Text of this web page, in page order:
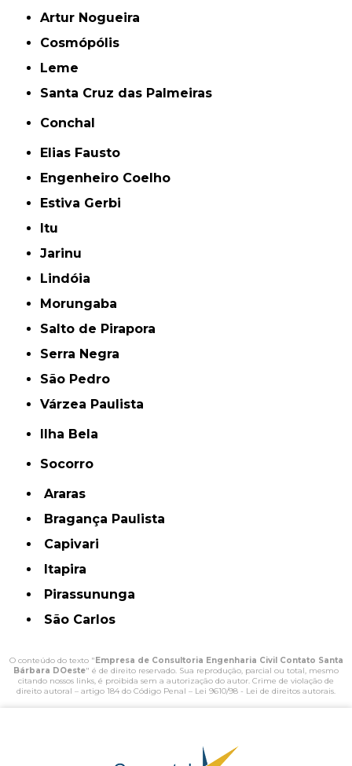
Artur Nogueira
Cosmópólis
Leme
Santa Cruz das Palmeiras
Conchal
Elias Fausto
Engenheiro Coelho
Estiva Gerbi
Itu
Jarinu
Lindóia
Morungaba
Salto de Pirapora
Serra Negra
São Pedro
Várzea Paulista
Ilha Bela
Socorro
Araras
Bragança Paulista
Capivari
Itapira
Pirassununga
São Carlos
O conteúdo do texto " Empresa de Consultoria Engenharia Civil Contato Santa
Bárbara DOeste" é de direito reservado. Sua reprodução, parcial ou total, mesmo
citando nossos links, é proibida sem a autorização do autor. Crime de violação de
direito autoral – artigo 184 do Código Penal – Lei 9610/98 - Lei de direitos autorais.